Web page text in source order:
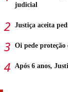
judicial
Justiça aceita
Oi pede proteção
Após 6 anos,